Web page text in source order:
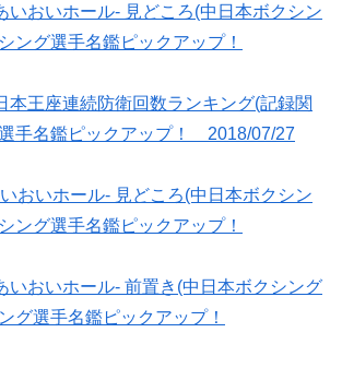
いおいホール- 見どころ(中日本ボクシン
グ選手名鑑ピックアップ！
本王座連続防衛回数ランキング(記録関
手名鑑ピックアップ！ 2018/07/27
おいホール- 見どころ(中日本ボクシン
グ選手名鑑ピックアップ！
いおいホール- 前置き(中日本ボクシング
選手名鑑ピックアップ！